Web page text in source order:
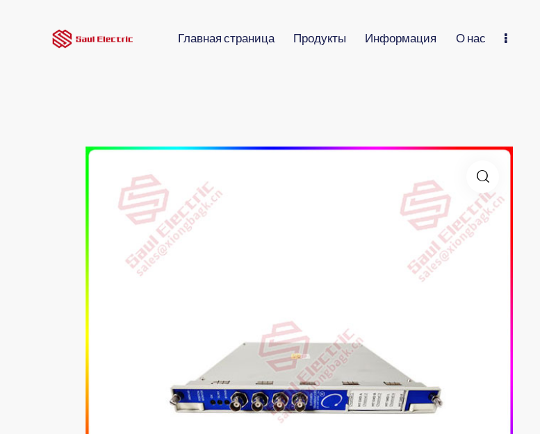
Главная страница Продукты Информация О нас